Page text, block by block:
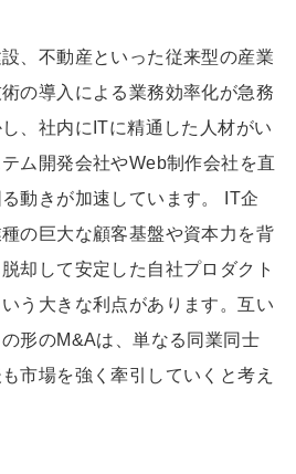
、不動産といった従来型の産業
の導入による業務効率化が急務
、社内にITに精通した人材がい
ム開発会社やWeb制作会社を直
動きが加速しています。 IT企
の巨大な顧客基盤や資本力を背
却して安定した自社プロダクト
う大きな利点があります。互い
形のM&Aは、単なる同業同士
市場を強く牽引していくと考え